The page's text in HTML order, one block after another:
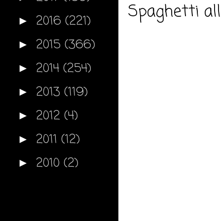
Spaghetti
► 2016 (221)
► 2015 (366)
► 2014 (254)
► 2013 (119)
► 2012 (4)
► 2011 (12)
► 2010 (2)